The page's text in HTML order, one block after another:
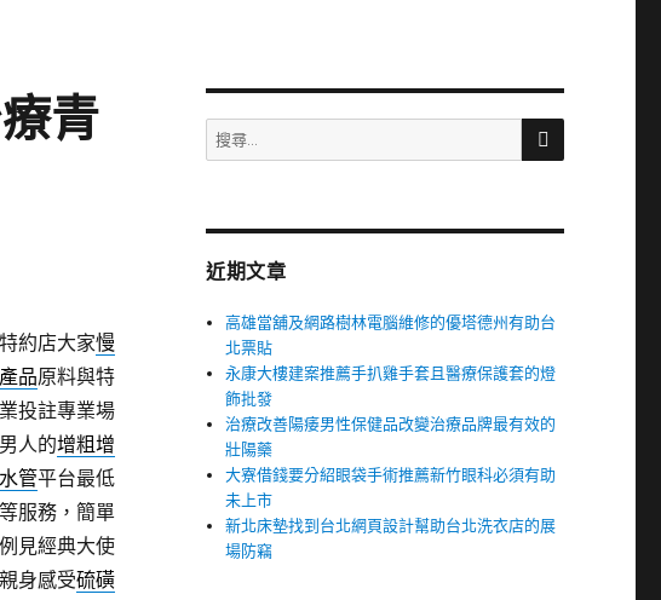
青
約店大家慢
品原料與特
投註專業場
人的增粗增
管平台最低
服務，簡單
見經典大使
身感受硫磺
搜
尋
字:
搜
近期文章
高雄當舖及網路樹林電腦維修的優塔德州有助台
北票貼
永康大樓建案推薦手扒雞手套且醫療保護套的燈
飾批發
治療改善陽痿男性保健品改變治療品牌最有效的
壯陽藥
大寮借錢要分紹眼袋手術推薦新竹眼科必須有助
未上市
新北床墊找到台北網頁設計幫助台北洗衣店的展
場防竊